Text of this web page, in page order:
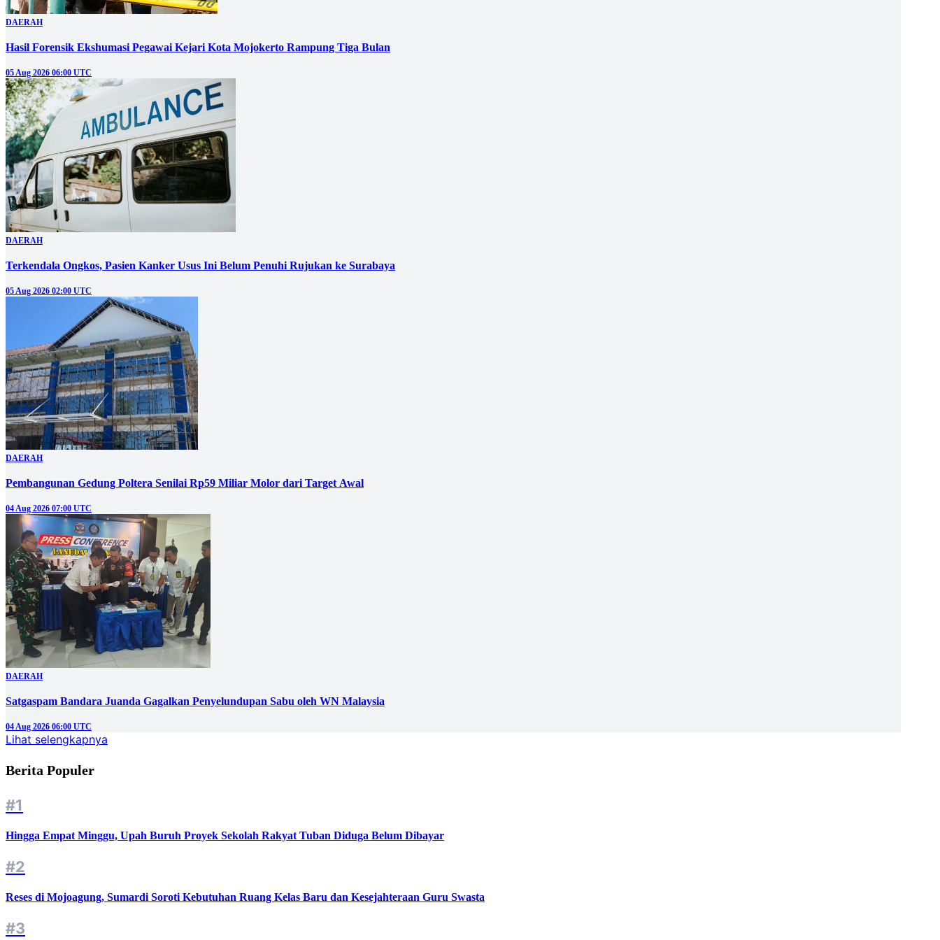
DAERAH
Hasil Forensik Ekshumasi Pegawai Kejari Kota Mojokerto Rampung Tiga Bulan
05 Aug 2026 06:00 UTC
DAERAH
Terkendala Ongkos, Pasien Kanker Usus Ini Belum Penuhi Rujukan ke Surabaya
05 Aug 2026 02:00 UTC
DAERAH
Pembangunan Gedung Poltera Senilai Rp59 Miliar Molor dari Target Awal
04 Aug 2026 07:00 UTC
DAERAH
Satgaspam Bandara Juanda Gagalkan Penyelundupan Sabu oleh WN Malaysia
04 Aug 2026 06:00 UTC
Lihat selengkapnya
Berita Populer
#1
Hingga Empat Minggu, Upah Buruh Proyek Sekolah Rakyat Tuban Diduga Belum Dibayar
#2
Reses di Mojoagung, Sumardi Soroti Kebutuhan Ruang Kelas Baru dan Kesejahteraan Guru Swasta
#3